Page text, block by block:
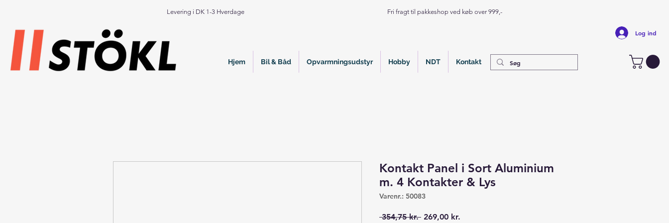
Hjem Bil & Båd Opvarmningsudstyr Hobby NDT Kontakt
Log ind
Levering i DK 1-3 Hverdage Fri fragt til pakkeshop ved køb over 999,-
Kontakt Panel i Sort Aluminium
m. 4 Kontakter & Lys
Varenr.: 50083
354,75 kr. Regulær
269,00 kr.